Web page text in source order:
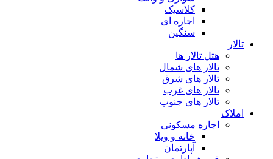
کلاسیک
اجاره ای
سنگین
تالار
هتل تالار ها
تالار های شمال
تالار های شرق
تالار های غرب
تالار های جنوب
املاک
اجاره مسکونی
خانه و ویلا
آپارتمان